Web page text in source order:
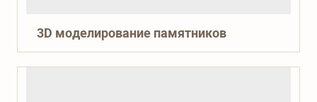
3D моделирование памятников